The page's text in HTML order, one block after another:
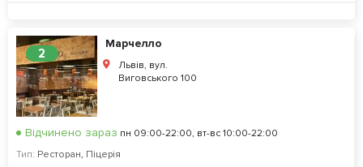
2
Марчелло
Львів, вул.
Виговського 100
Відчинено зараз пн 09:00-22:00, вт-вс 10:00-22:00
Тип: Ресторан, Піцерія